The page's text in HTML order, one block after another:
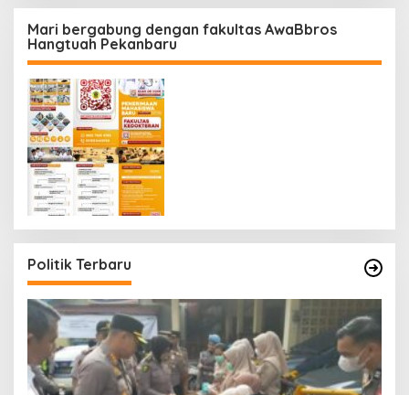
Mari bergabung dengan fakultas AwaBbros
Hangtuah Pekanbaru
Politik Terbaru